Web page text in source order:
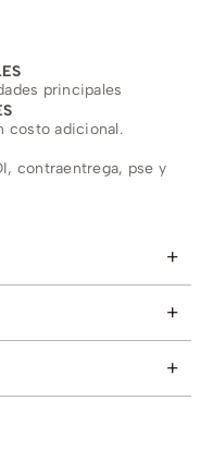
principales
costo adicional.
contraentrega, pse y
+
+
+